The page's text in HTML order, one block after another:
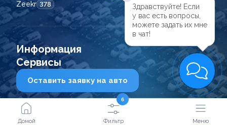
Zeekr 378
Информация
Сервисы
2021 - 2026 © ООО "Сейфкар ВЛ"
Домой Фильтр
6
Меню
Оставить заявку на авто
Здравствуйте! Если
у вас есть вопросы,
можете задать их мне
в чат!